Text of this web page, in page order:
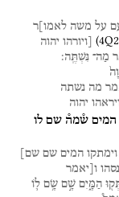
על משה לאמו]ר
( [ויורהו יהוה
מַה־ נִּשְׁתֶּֽה׃
מה נשתה
יהוה
המים ש֯מה֯ שם לו
וימתקו המים שם שם]
נסהו ו[יאמר
הַמָּ֑יִם שָׁ֣ם שָׂ֥ם ל֛וֹ